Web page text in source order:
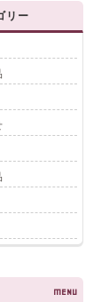
リー
MENU